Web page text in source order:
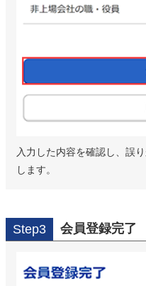
入力した内容を確認し、誤
します。
Step3 会員登録完了